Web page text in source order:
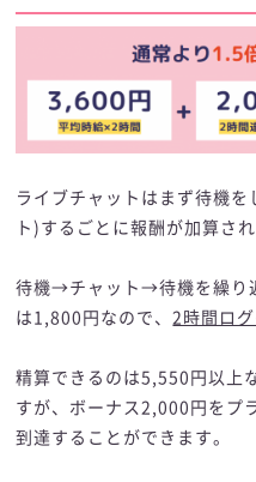
ライブチャットはまず待機
ト)するごとに報酬が加算され
待機→チャット→待機を繰り
は1,800円なので、2時間ロ
精算できるのは5,550円以上
すが、ボーナス2,000円をプ
到達することができます。